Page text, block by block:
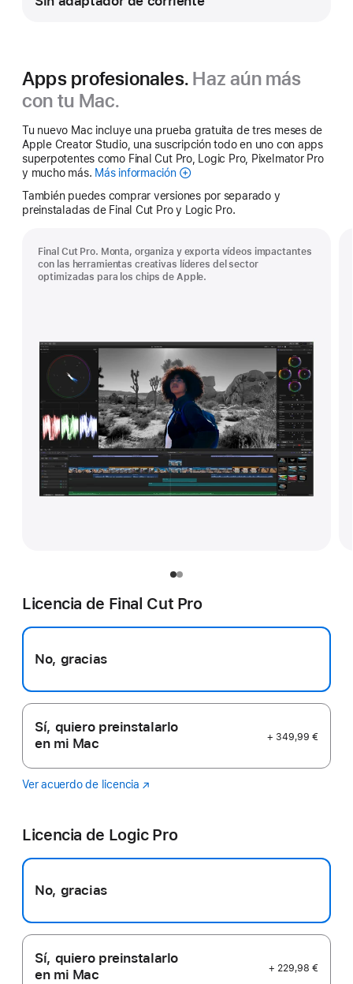
Apps profesionales. Haz aún más
con tu Mac.
Tu nuevo Mac incluye una prueba gratuita de tres meses de
Apple Creator Studio, una suscripción todo en uno con apps
superpotentes como Final Cut Pro, Logic Pro, Pixelmator Pro
y mucho más. Más informaciónApple Creator Studio
También puedes comprar versiones por separado y
preinstaladas de Final Cut Pro y Logic Pro.
Final Cut Pro. Monta, organiza y exporta vídeos impactantes
con las herramientas creativas líderes del sector
optimizadas para los chips de Apple.
Licencia de Final Cut Pro
No, gracias
Sí, quiero preinstalarlo
en mi Mac
+ 349,99 €
Ver acuerdo de licencia Final
(Se
una
nueva)
Licencia de Logic Pro
No, gracias
Sí, quiero preinstalarlo
en mi Mac
+ 229,98 €